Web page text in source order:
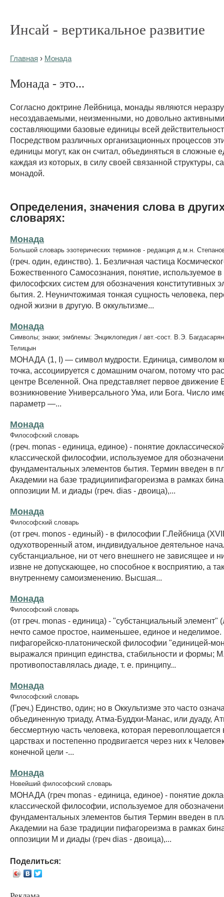
Инсай - вертикальное развитие
Главная › Монада
Монада - это...
Согласно доктрине Лейбница, монады являются
несоздаваемыми, неизменными, но довольно активными
составляющими базовые единицы всей
Посредством различных организационных процессов
единицы могут, как он считал, объединяться в сложные
каждая из которых, в силу своей связанной структуры,
монадой.
Определения, значения слова в
словарях:
Монада
Большой словарь эзотерических терминов - редакция д.м.н.
(греч. один, единство). 1. Безличная частица
Божественного Самосознания, понятие, используемое в
философских систем для обозначения конститутивных
бытия. 2. Неуничтожимая тонкая сущность человека,
одной жизни в другую. В оккультизме...
Монада
Символы; знаки; эмблемы: Энциклопедия / авт.-сост. В.Э.
Телицын
МОНАДА (1, I) — символ мудрости. Единица, символом
точка, ассоциируется с домашним очагом, потому что
центре Вселенной. Она представляет первое движение
возникновение Универсального Ума, или Бога. Число
параметр —...
Монада
Философский словарь
(греч. monas - единица, единое) - понятие
классической философии, используемое для
фундаментальных элементов бытия. Термин введен в
Академии на базе традициипифагореизма в рамках
оппозиции М. и диады (греч. dias - двоица),...
Монада
Философский словарь
(от греч. monos - единый) - в философии Г.Лейбница
одухотворенный атом, индивидуальное деятельное
субстанциальное, ни от чего внешнего не зависящее и
извне не допускающее, но способное к восприятию, а
внутреннему самоизменению. Высшая...
Монада
Философский словарь
(от греч. monas - единица) - "субстанциальный элемент"
нечто самое простое, наименьшее, единое и неделимое.
пифагорейско-платонической философии "единицей-
выражался принцип единства, стабильности и формы;
противопоставлялась диаде, т. е. принципу...
Монада
Философский словарь
(Греч.) Единство, один; но в Оккультизме это часто
объединенную триаду, Атма-Буддхи-Манас, или дуаду,
бессмертную часть человека, которая перевоплощается
царствах и постепенно продвигается через них к
конечной цели -...
Монада
Новейший философский словарь
МОНАДА (греч monas - единица, единое) - понятие
классической философии, используемое для
фундаментальных элементов бытия Термин введен в
Академии на базе традиции пифагореизма в рамках
оппозиции М и диады (греч dias - двоица),...
Поделиться: